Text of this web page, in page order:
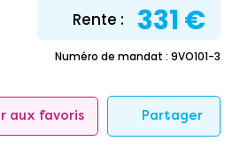
Rente : 331 €
Numéro de mandat : 9VO101-3
aux favoris Partager